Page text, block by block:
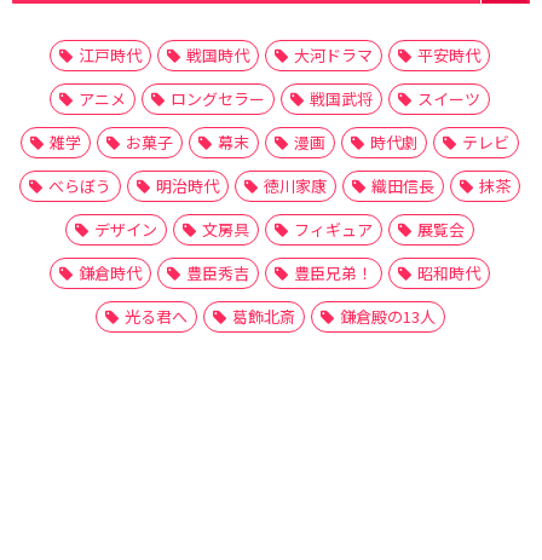
江戸時代 戦国時代 大河ドラマ
平安時代
アニメ
ロングセラー 戦国武将
スイーツ
雑学
お菓子 幕末 漫画 時代劇
テレビ
べらぼう
明治時代 徳川家康 織田信長
抹茶
デザイン
文房具 フィギュア
展覧会
鎌倉時代
豊臣秀吉 豊臣兄弟！
昭和時代
光る君へ
葛飾北斎 鎌倉殿の13人